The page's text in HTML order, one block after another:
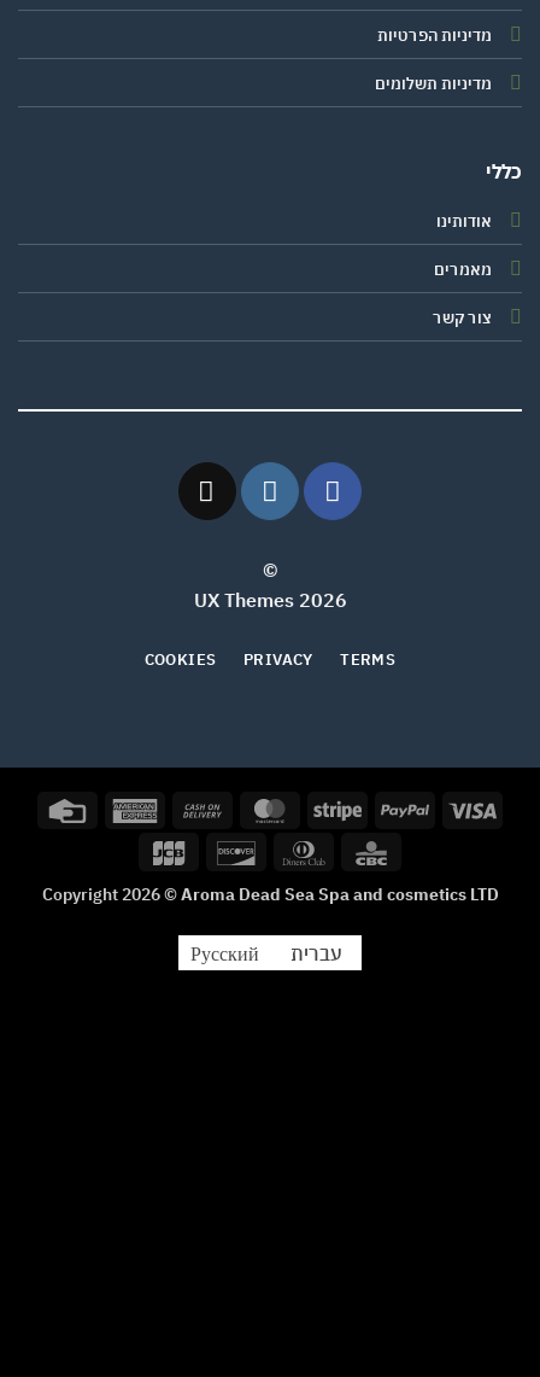
מדיניות הפרטיות
מדיניות תשלומים
אודותינו
מאמרים
צור קשר
2026 UX Themes
TERMS
PRIVACY
COOKIES
Visa
PayPal
Stripe
MasterCard
Cash
Delivery
American
Credit
CBC
Dinners
Discover
JCB
Copyright 2026 ©Aroma Dead Sea Spa and cosmetics LTD
עברית Русский